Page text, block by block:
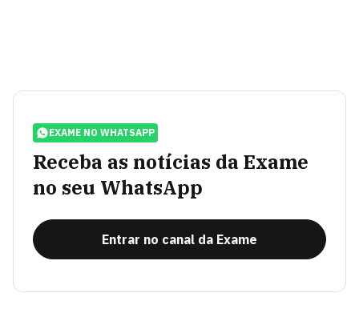
EXAME NO WHATSAPP
Receba as notícias da Exame
no seu WhatsApp
Entrar no canal da Exame